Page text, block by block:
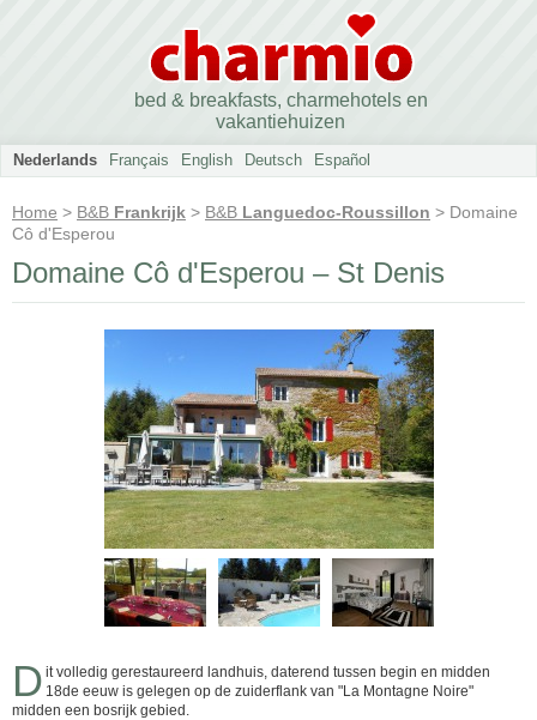
bed & breakfasts, charmehotels en
vakantiehuizen
Nederlands Français English Deutsch Español
Home > B&B Frankrijk > B&B Languedoc-Roussillon > Domaine
Cô d'Esperou
Domaine Cô d'Esperou – St Denis
D it volledig gerestaureerd landhuis, daterend tussen begin en midden
18de eeuw is gelegen op de zuiderflank van "La Montagne Noire"
midden een bosrijk gebied.